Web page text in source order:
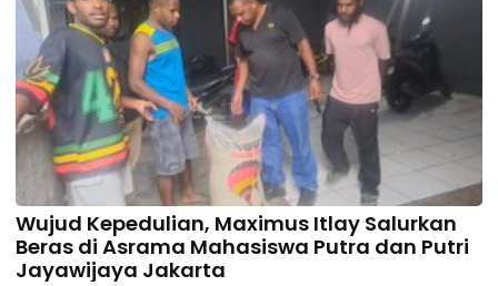
Wujud Kepedulian, Maximus Itlay Salurkan
Beras di Asrama Mahasiswa Putra dan Putri
Jayawijaya Jakarta